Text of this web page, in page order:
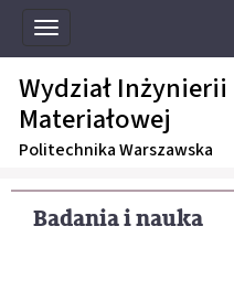
Toggle
navigation
Wydział Inżynierii
Materiałowej
Politechnika Warszawska
Badania i nauka